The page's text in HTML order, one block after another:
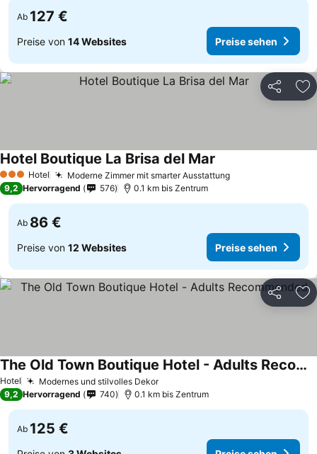
Ab 127 €
Preise von 14 Websites Preise sehen
Teilen
3 SterneHotel Moderne Zimmer mit smarter Ausstattung
Hotel Boutique La Brisa del Mar
9,2 Hervorragend 576 0.1 km bis Zentrum
Ab 86 €
Preise von 12 Websites Preise sehen
Teilen
Hotel Modernes und stilvolles Dekor
The Old Town Boutique Hotel - Adults Recommended
9,2 Hervorragend 740 0.1 km bis Zentrum
Ab 125 €